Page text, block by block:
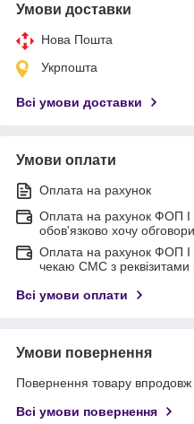
Умови доставки
Нова Пошта
Укрпошта
Всі умови доставки
Умови оплати
Оплата на рахунок
Оплата на рахунок ФОП
обов'язково хочу
Оплата на рахунок
чекаю СМС з реквізитами
Всі умови оплати
Умови повернення
Повернення товару впродовж
Всі умови повернення